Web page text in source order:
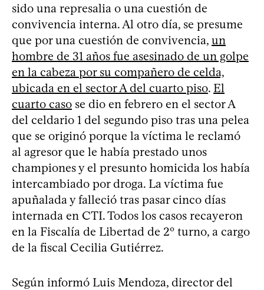
sido una represalia o una cuestión de
convivencia interna. Al otro día, se presume
que por una cuestión de convivencia, un
hombre de 31 años fue asesinado de un golpe
en la cabeza por su compañero de celda,
ubicada en el sector A del cuarto piso. El
cuarto caso se dio en febrero en el sector A
del celdario 1 del segundo piso tras una pelea
que se originó porque la víctima le reclamó
al agresor que le había prestado unos
championes y el presunto homicida los había
intercambiado por droga. La víctima fue
apuñalada y falleció tras pasar cinco días
internada en CTI. Todos los casos recayeron
en la Fiscalía de Libertad de 2º turno, a cargo
de la fiscal Cecilia Gutiérrez.
Según informó Luis Mendoza, director del